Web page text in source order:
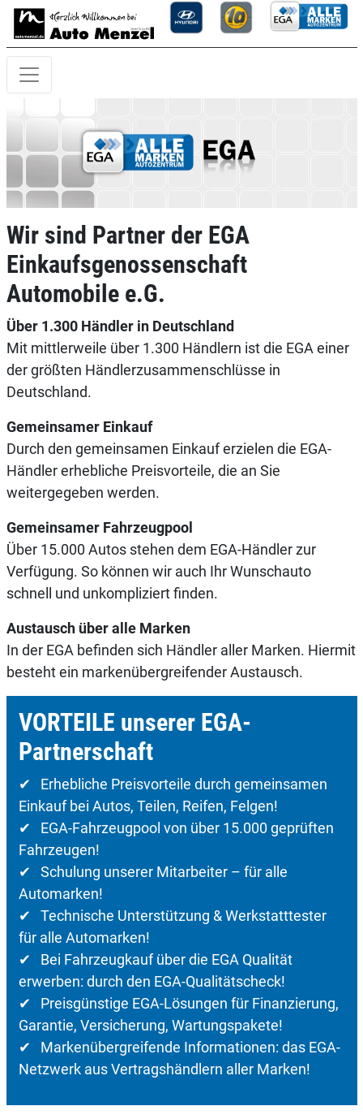
Wir sind Partner der EGA
Einkaufsgenossenschaft
Automobile e.G.
Über 1.300 Händler in Deutschland
Mit mittlerweile über 1.300 Händlern ist die EGA einer
der größten Händlerzusammenschlüsse in
Deutschland.
Gemeinsamer Einkauf
Durch den gemeinsamen Einkauf erzielen die EGA-
Händler erhebliche Preisvorteile, die an Sie
weitergegeben werden.
Gemeinsamer Fahrzeugpool
Über 15.000 Autos stehen dem EGA-Händler zur
Verfügung. So können wir auch Ihr Wunschauto
schnell und unkompliziert finden.
Austausch über alle Marken
In der EGA befinden sich Händler aller Marken. Hiermit
besteht ein markenübergreifender Austausch.
VORTEILE unserer EGA-
Partnerschaft
✔ Erhebliche Preisvorteile durch gemeinsamen
Einkauf bei Autos, Teilen, Reifen, Felgen!
✔ EGA-Fahrzeugpool von über 15.000 geprüften
Fahrzeugen!
✔ Schulung unserer Mitarbeiter – für alle
Automarken!
✔ Technische Unterstützung & Werkstatttester
für alle Automarken!
✔ Bei Fahrzeugkauf über die EGA Qualität
erwerben: durch den EGA-Qualitätscheck!
✔ Preisgünstige EGA-Lösungen für Finanzierung,
Garantie, Versicherung, Wartungspakete!
✔ Markenübergreifende Informationen: das EGA-
Netzwerk aus Vertragshändlern aller Marken!